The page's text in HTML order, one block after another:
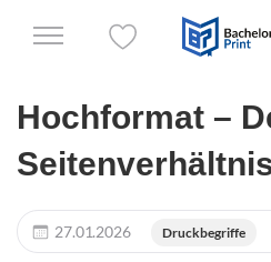
Hochformat –
27.01.2026 Druckbegriffe